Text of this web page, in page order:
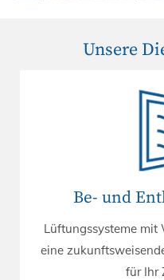
Unsere
Be- und
Lüftungssysteme
eine
für Ihr